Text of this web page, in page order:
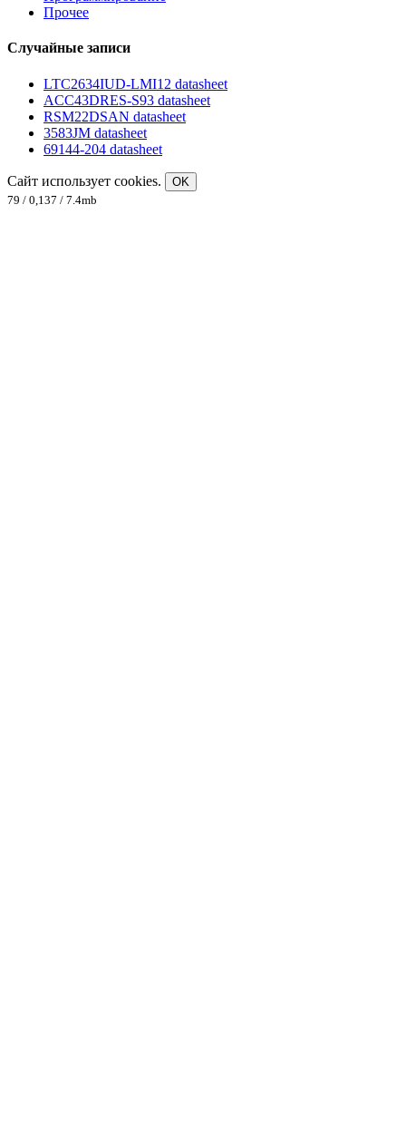
Прочее
Случайные записи
LTC2634IUD-LMI12 datasheet
ACC43DRES-S93 datasheet
RSM22DSAN datasheet
3583JM datasheet
69144-204 datasheet
Сайт использует cookies.
OK
79 / 0,137 / 7.4mb